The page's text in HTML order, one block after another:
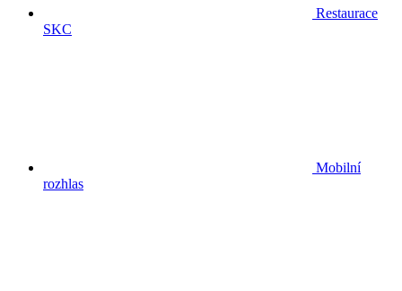
Restaurace
SKC
Mobilní
rozhlas